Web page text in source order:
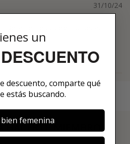
31/10/24
dulce en su secado.
HACERTE MIEMBRO
un
descuento, comparte qué
estás buscando.
femenina